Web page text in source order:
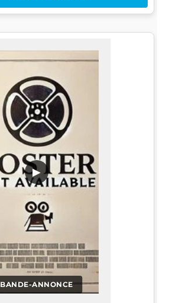
BANDE-ANNONCE
▶